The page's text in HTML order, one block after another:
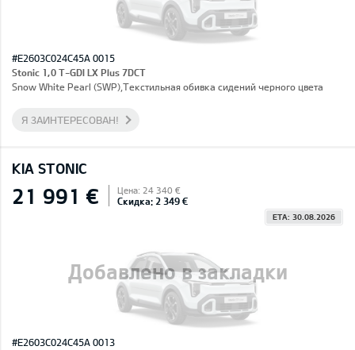
#E2603C024C45A 0015
Stonic 1,0 T-GDI LX Plus 7DCT
Snow White Pearl (SWP),Текстильная обивка сидений черного цвета
Я ЗАИНТЕРЕСОВАН!
KIA STONIC
Добавлено в закладки
21 991 € Цена: 24 340 €
Скидка: 2 349 €
ETA: 30.08.2026
#E2603C024C45A 0013